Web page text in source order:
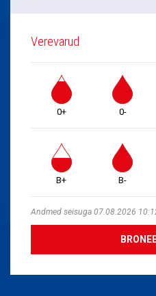
Verevarud
0+ 0-
B+ B-
Andmed seisuga 07.08.2026